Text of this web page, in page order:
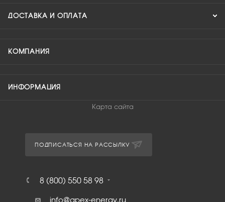
ДОСТАВКА И ОПЛАТА
КОМПАНИЯ
ИНФОРМАЦИЯ
Карта сайта
ПОДПИСАТЬСЯ НА РАССЫЛКУ
8 (800) 550 58 98
info@apex-energy.ru